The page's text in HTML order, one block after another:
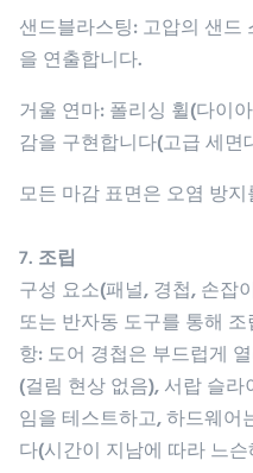
샌드블라스팅: 고압의 샌드
을 연출합니다.
거울 연마: 폴리싱 휠(다이
감을 구현합니다(고급 세면
모든 마감 표면은 오염 방
7. 조립
구성 요소(패널, 경첩, 손잡
또는 반자동 도구를 통해
항: 도어 경첩은 부드럽게
(걸림 현상 없음), 서랍 슬
임을 테스트하고, 하드웨
다(시간이 지남에 따라 느